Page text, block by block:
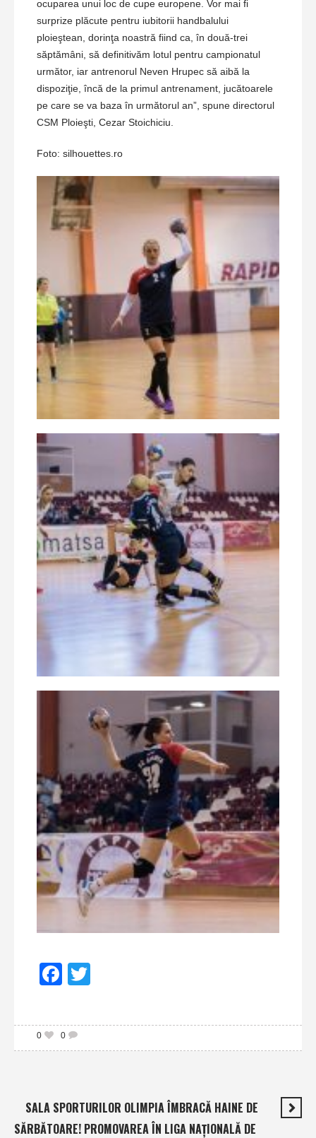
ocuparea unui loc de cupe europene. Vor mai fi
surprize plăcute pentru iubitorii handbalului
ploieştean, dorinţa noastră fiind ca, în două-trei
săptămâni, să definitivăm lotul pentru campionatul
următor, iar antrenorul Neven Hrupec să aibă la
dispoziţie, încă de la primul antrenament, jucătoarele
pe care se va baza în următorul an”, spune directorul
CSM Ploieşti, Cezar Stoichiciu.
Foto: silhouettes.ro
Facebook
0
0
SALA SPORTURILOR OLIMPIA ÎMBRACĂ HAINE DE
SĂRBĂTOARE! PROMOVAREA ÎN LIGA NAŢIONALĂ DE